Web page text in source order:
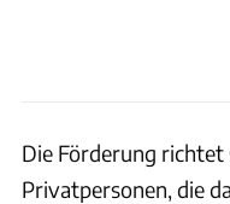
Die Förderung richtet
Privatpersonen, die